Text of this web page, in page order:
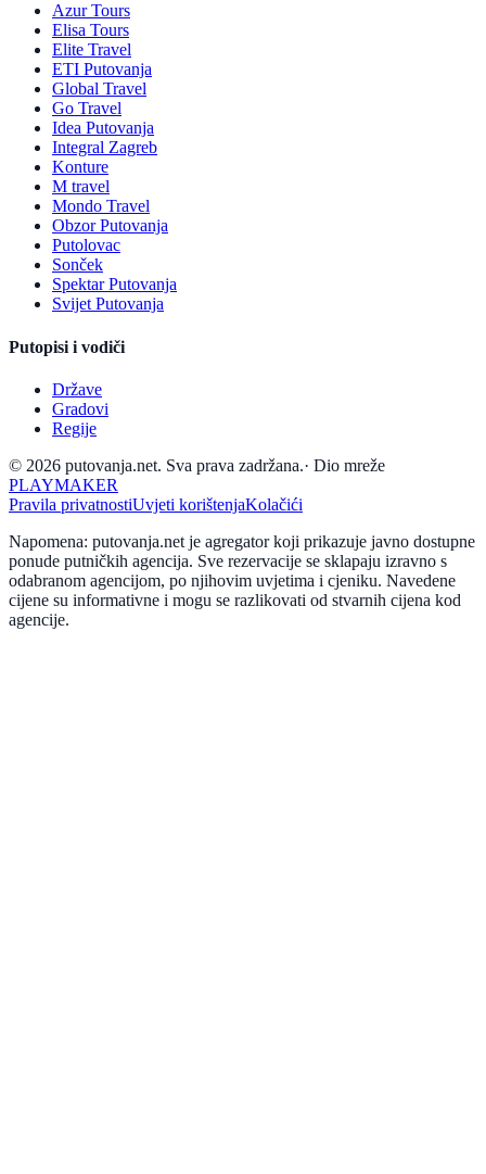
Azur Tours
Elisa Tours
Elite Travel
ETI Putovanja
Global Travel
Go Travel
Idea Putovanja
Integral Zagreb
Konture
M travel
Mondo Travel
Obzor Putovanja
Putolovac
Sonček
Spektar Putovanja
Svijet Putovanja
Putopisi i vodiči
Države
Gradovi
Regije
© 2026 putovanja.net. Sva prava zadržana.· Dio mreže
PLAYMAKER
Pravila privatnostiUvjeti korištenjaKolačići
Napomena: putovanja.net je agregator koji prikazuje javno dostupne
ponude putničkih agencija. Sve rezervacije se sklapaju izravno s
odabranom agencijom, po njihovim uvjetima i cjeniku. Navedene
cijene su informativne i mogu se razlikovati od stvarnih cijena kod
agencije.